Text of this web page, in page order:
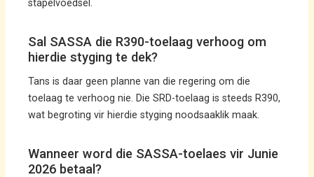
stapelvoedsel.
Sal SASSA die R390-toelaag verhoog om
hierdie styging te dek?
Tans is daar geen planne van die regering om die
toelaag te verhoog nie. Die SRD-toelaag is steeds R390,
wat begroting vir hierdie styging noodsaaklik maak.
Wanneer word die SASSA-toelaes vir Junie
2026 betaal?